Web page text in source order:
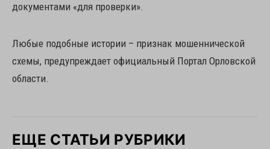
документами «для проверки».
Любые подобные истории – признак мошеннической
схемы, предупреждает официальный Портал Орловской
области.
ЕЩЕ СТАТЬИ РУБРИКИ